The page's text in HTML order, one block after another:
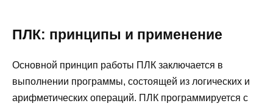
ПЛК: принципы и применение
Основной принцип работы ПЛК заключается в
выполнении программы, состоящей из логических и
арифметических операций. ПЛК программируется с